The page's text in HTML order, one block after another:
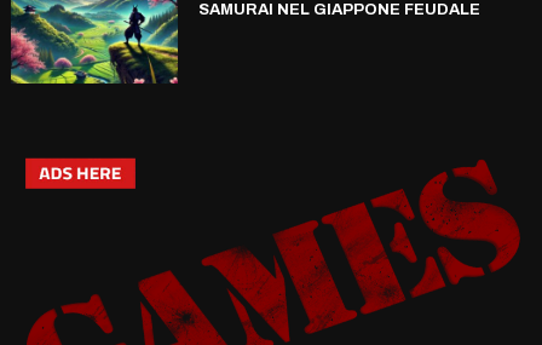
SAMURAI NEL GIAPPONE FEUDALE